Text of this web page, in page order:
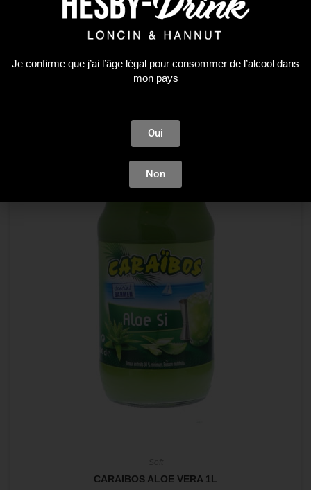
CARAIBOS ALOE VERA 1L
Je confirme que j’ai l’âge légal pour consommer de l’alcool dans
mon pays
Oui
Non